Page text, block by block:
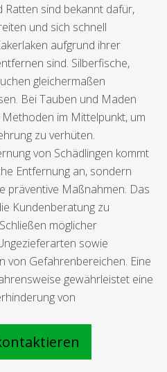
Ratten sind bekannt dafür,
und sich schnell
aufgrund ihrer
sind. Silberfische,
gleichermaßen
Bei Tauben und Maden
im Mittelpunkt, um
zu verhüten.
von Schädlingen kommt
Entfernung an, sondern
präventive Maßnahmen. Das
Kundenberatung zu
möglicher
sowie
von Gefahrenbereichen. Eine
gewährleistet eine
von